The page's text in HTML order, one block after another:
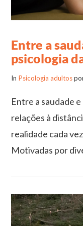
Entre a
psicologia
In Psicologia adultos
Entre a saudade
relações à
realidade cada
Motivadas por